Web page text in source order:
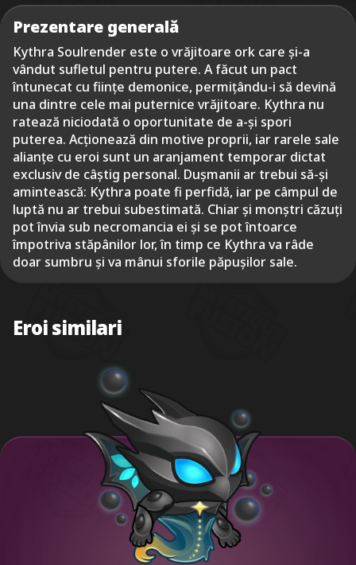
Prezentare generală
Kythra Soulrender este o vrăjitoare ork care și-a
vândut sufletul pentru putere. A făcut un pact
întunecat cu ființe demonice, permițându-i să devină
una dintre cele mai puternice vrăjitoare. Kythra nu
ratează niciodată o oportunitate de a-și spori
puterea. Acționează din motive proprii, iar rarele sale
alianțe cu eroi sunt un aranjament temporar dictat
exclusiv de câștig personal. Dușmanii ar trebui să-și
amintească: Kythra poate fi perfidă, iar pe câmpul de
luptă nu ar trebui subestimată. Chiar și monștri căzuți
pot învia sub necromancia ei și se pot întoarce
împotriva stăpânilor lor, în timp ce Kythra va râde
doar sumbru și va mânui sforile păpușilor sale.
Eroi similari